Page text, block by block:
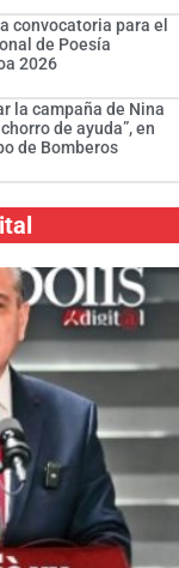
convocatoria para el
de Poesía
2026
la campaña de Nina
de ayuda”, en
de Bomberos